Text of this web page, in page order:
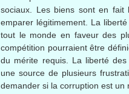
sociaux . Les biens sonten fait
emparer légitimement. La liberté
tout le monde en faveurdes
compétition pourraient être
du mérite requis. La liberté
une source de plusieurs
demander si la corruption est un